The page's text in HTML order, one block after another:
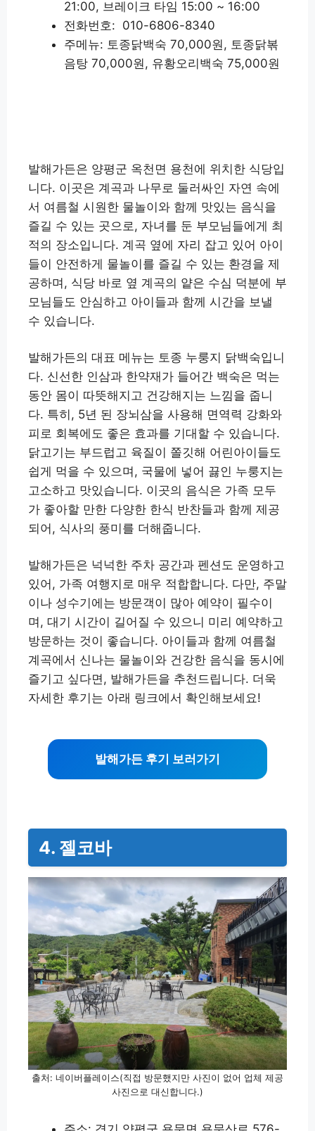
21:00, 브레이크 타임 15:00 ~ 16:00
전화번호: 010-6806-8340
주메뉴: 토종닭백숙 70,000원, 토종닭볶
음탕 70,000원, 유황오리백숙 75,000원
발해가든은 양평군 옥천면 용천에 위치한 식당입
니다. 이곳은 계곡과 나무로 둘러싸인 자연 속에
서 여름철 시원한 물놀이와 함께 맛있는 음식을
즐길 수 있는 곳으로, 자녀를 둔 부모님들에게 최
적의 장소입니다. 계곡 옆에 자리 잡고 있어 아이
들이 안전하게 물놀이를 즐길 수 있는 환경을 제
공하며, 식당 바로 옆 계곡의 얕은 수심 덕분에 부
모님들도 안심하고 아이들과 함께 시간을 보낼
수 있습니다.
발해가든의 대표 메뉴는 토종 누룽지 닭백숙입니
다. 신선한 인삼과 한약재가 들어간 백숙은 먹는
동안 몸이 따뜻해지고 건강해지는 느낌을 줍니
다. 특히, 5년 된 장뇌삼을 사용해 면역력 강화와
피로 회복에도 좋은 효과를 기대할 수 있습니다.
닭고기는 부드럽고 육질이 쫄깃해 어린아이들도
쉽게 먹을 수 있으며, 국물에 넣어 끓인 누룽지는
고소하고 맛있습니다. 이곳의 음식은 가족 모두
가 좋아할 만한 다양한 한식 반찬들과 함께 제공
되어, 식사의 풍미를 더해줍니다.
발해가든은 넉넉한 주차 공간과 펜션도 운영하고
있어, 가족 여행지로 매우 적합합니다. 다만, 주말
이나 성수기에는 방문객이 많아 예약이 필수이
며, 대기 시간이 길어질 수 있으니 미리 예약하고
방문하는 것이 좋습니다. 아이들과 함께 여름철
계곡에서 신나는 물놀이와 건강한 음식을 동시에
즐기고 싶다면, 발해가든을 추천드립니다. 더욱
자세한 후기는 아래 링크에서 확인해보세요!
발해가든 후기 보러가기
4. 젤코바
출처: 네이버플레이스(직접 방문했지만 사진이 없어 업체 제공
사진으로 대신합니다.)